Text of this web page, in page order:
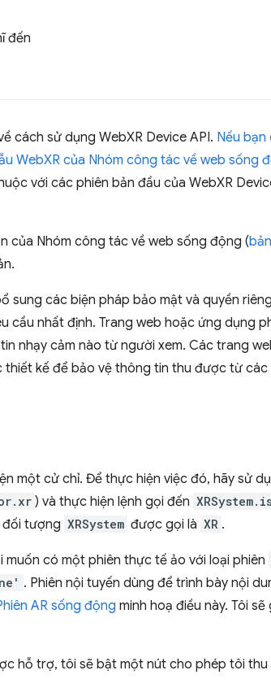
đến
cách sử dụng WebXR Device API. Nếu
WebXR của Nhóm công tác về web sống
với các phiên bản đầu của WebXR
của Nhóm công tác về web sống động (
sung các biện pháp bảo mật và quyền
cầu nhất định. Trang web hoặc ứng dụng
nhạy cảm nào từ người xem. Các trang
thiết kế để bảo vệ thông tin thu được từ các
một cử chỉ. Để thực hiện việc đó, hãy sử
) và thực hiện lệnh gọi đến
đối tượng XRSystem được gọi là XR .
có một phiên thực tế ảo với loại phiên
. Phiên nội tuyến dùng để trình bày nội
AR sống động minh hoạ điều này. Tôi
hỗ trợ, tôi sẽ bật một nút cho phép tôi